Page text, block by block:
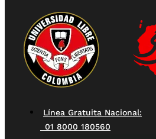
Línea Gratuita Nacional:
01 8000 180560